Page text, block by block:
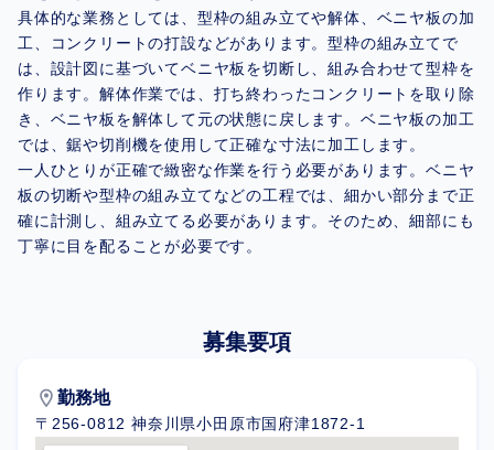
具体的な業務としては、型枠の組み立てや解体、ベニヤ板の加
工、コンクリートの打設などがあります。型枠の組み立てで
は、設計図に基づいてベニヤ板を切断し、組み合わせて型枠を
作ります。解体作業では、打ち終わったコンクリートを取り除
き、ベニヤ板を解体して元の状態に戻します。ベニヤ板の加工
では、鋸や切削機を使用して正確な寸法に加工します。
一人ひとりが正確で緻密な作業を行う必要があります。ベニヤ
板の切断や型枠の組み立てなどの工程では、細かい部分まで正
確に計測し、組み立てる必要があります。そのため、細部にも
丁寧に目を配ることが必要です。
募集要項
location_on 勤務地
〒256-0812 神奈川県小田原市国府津1872-1